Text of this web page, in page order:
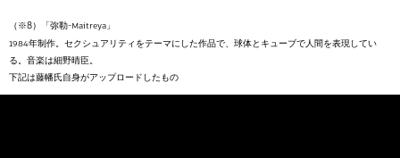
「弥勒-Maitreya」
1984年制作。セクシュアリティをテーマにした作品で、球体とキューブで人間を表現してい
る。音楽は細野晴臣。
下記は藤幡氏自身がアップロードしたもの